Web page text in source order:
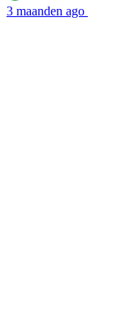
4 maanden ago